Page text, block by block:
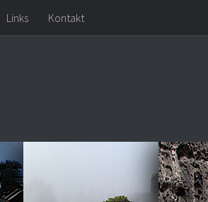
Links Kontakt